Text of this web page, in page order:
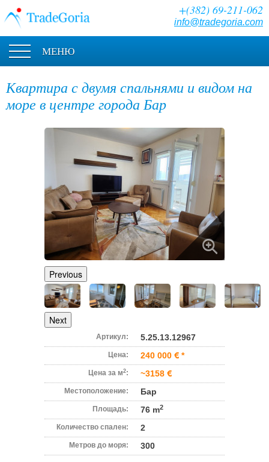
+(382) 69-211-062
info@tradegoria.com
МЕНЮ
Квартира с двумя спальнями и видом на
море в центре города Бар
Previous
Next
Артикул: 5.25.13.12967
Цена: 240 000 *
Цена за м2: ~3158
Местоположение: Бар
Площадь: 76 m2
Количество спален: 2
Метров до моря: 300